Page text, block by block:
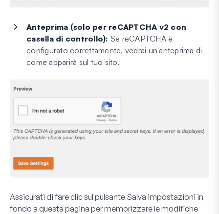
Anteprima (solo per reCAPTCHA v2 con
casella di controllo): Se reCAPTCHA è
configurato correttamente, vedrai un'anteprima di
come apparirà sul tuo sito.
Assicurati di fare clic sul pulsante Salva impostazioni in
fondo a questa pagina per memorizzare le modifiche